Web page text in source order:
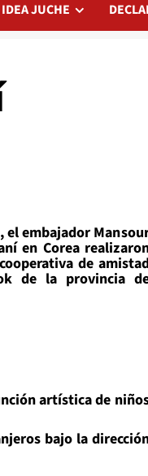
JUCHE
el embajador
en Corea
de
de la provincia
artística de
bajo la